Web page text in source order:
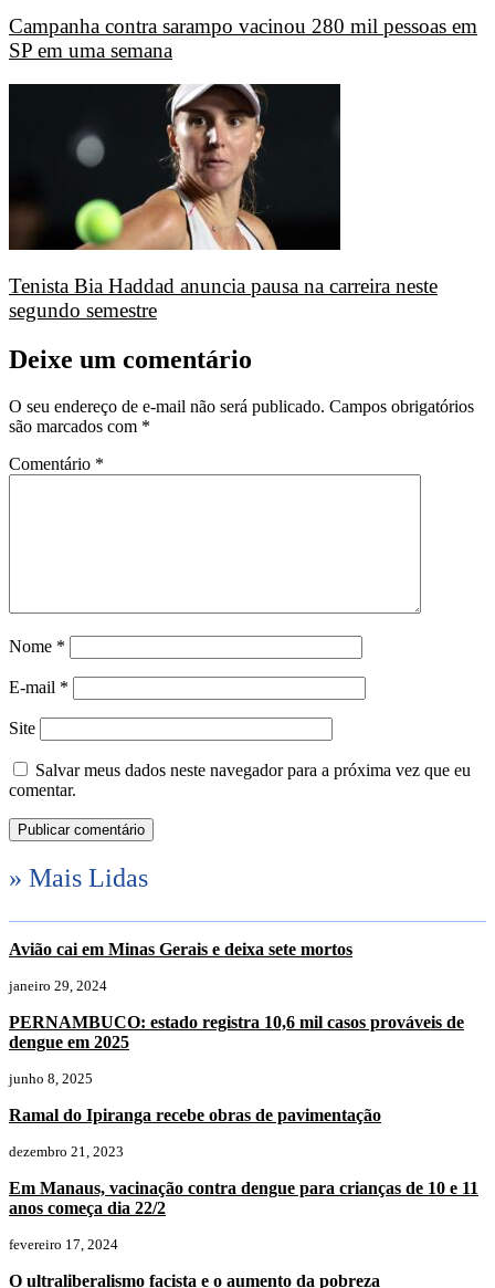
Campanha contra sarampo vacinou 280 mil pessoas em
SP em uma semana
Tenista Bia Haddad anuncia pausa na carreira neste
segundo semestre
Deixe um comentário
O seu endereço de e-mail não será publicado. Campos obrigatórios
são marcados com *
Comentário *
Nome *
E-mail *
Site
Salvar meus dados neste navegador para a próxima vez que eu
comentar.
» Mais Lidas
Avião cai em Minas Gerais e deixa sete mortos
janeiro 29, 2024
PERNAMBUCO: estado registra 10,6 mil casos prováveis de
dengue em 2025
junho 8, 2025
Ramal do Ipiranga recebe obras de pavimentação
dezembro 21, 2023
Em Manaus, vacinação contra dengue para crianças de 10 e 11
anos começa dia 22/2
fevereiro 17, 2024
O ultraliberalismo facista e o aumento da pobreza